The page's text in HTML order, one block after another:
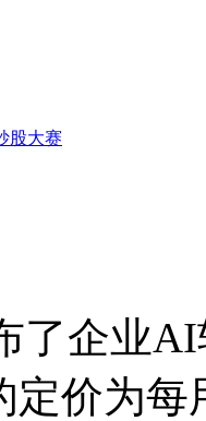
股大赛
了企业
定价为